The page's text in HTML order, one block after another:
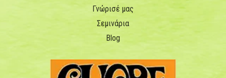
Γνώρισέ μας
Σεμινάρια
Blog